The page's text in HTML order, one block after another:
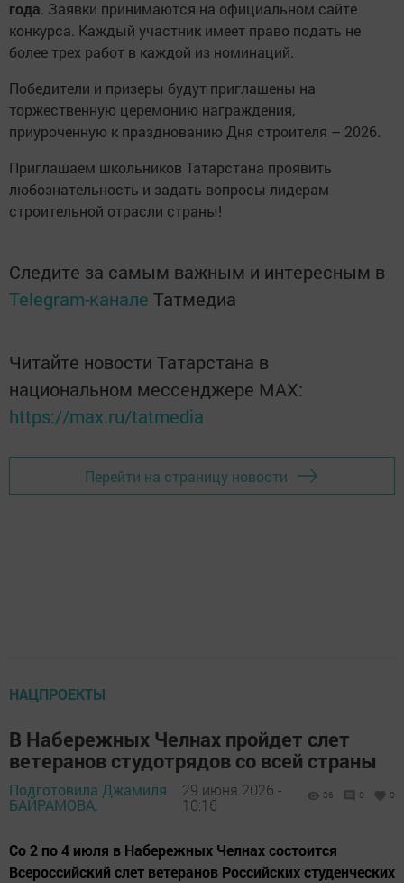
года. Заявки принимаются на официальном сайте
конкурса. Каждый участник имеет право подать не
более трех работ в каждой из номинаций.
Победители и призеры будут приглашены на
торжественную церемонию награждения,
приуроченную к празднованию Дня строителя – 2026.
Приглашаем школьников Татарстана проявить
любознательность и задать вопросы лидерам
строительной отрасли страны!
Следите за самым важным и интересным в
Telegram-канале Татмедиа
Читайте новости Татарстана в
национальном мессенджере MАХ:
https://max.ru/tatmedia
Перейти на страницу новости
НАЦПРОЕКТЫ
В Набережных Челнах пройдет слет
ветеранов студотрядов со всей страны
Подготовила Джамиля
БАЙРАМОВА,
29 июня 2026 -
10:16
36 0 0
Со 2 по 4 июля в Набережных Челнах состоится
Всероссийский слет ветеранов Российских студенческих